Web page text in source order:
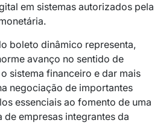
em sistemas autorizados pela
boleto dinâmico representa,
avanço no sentido de
sistema financeiro e dar mais
negociação de importantes
essenciais ao fomento de uma
de empresas integrantes da